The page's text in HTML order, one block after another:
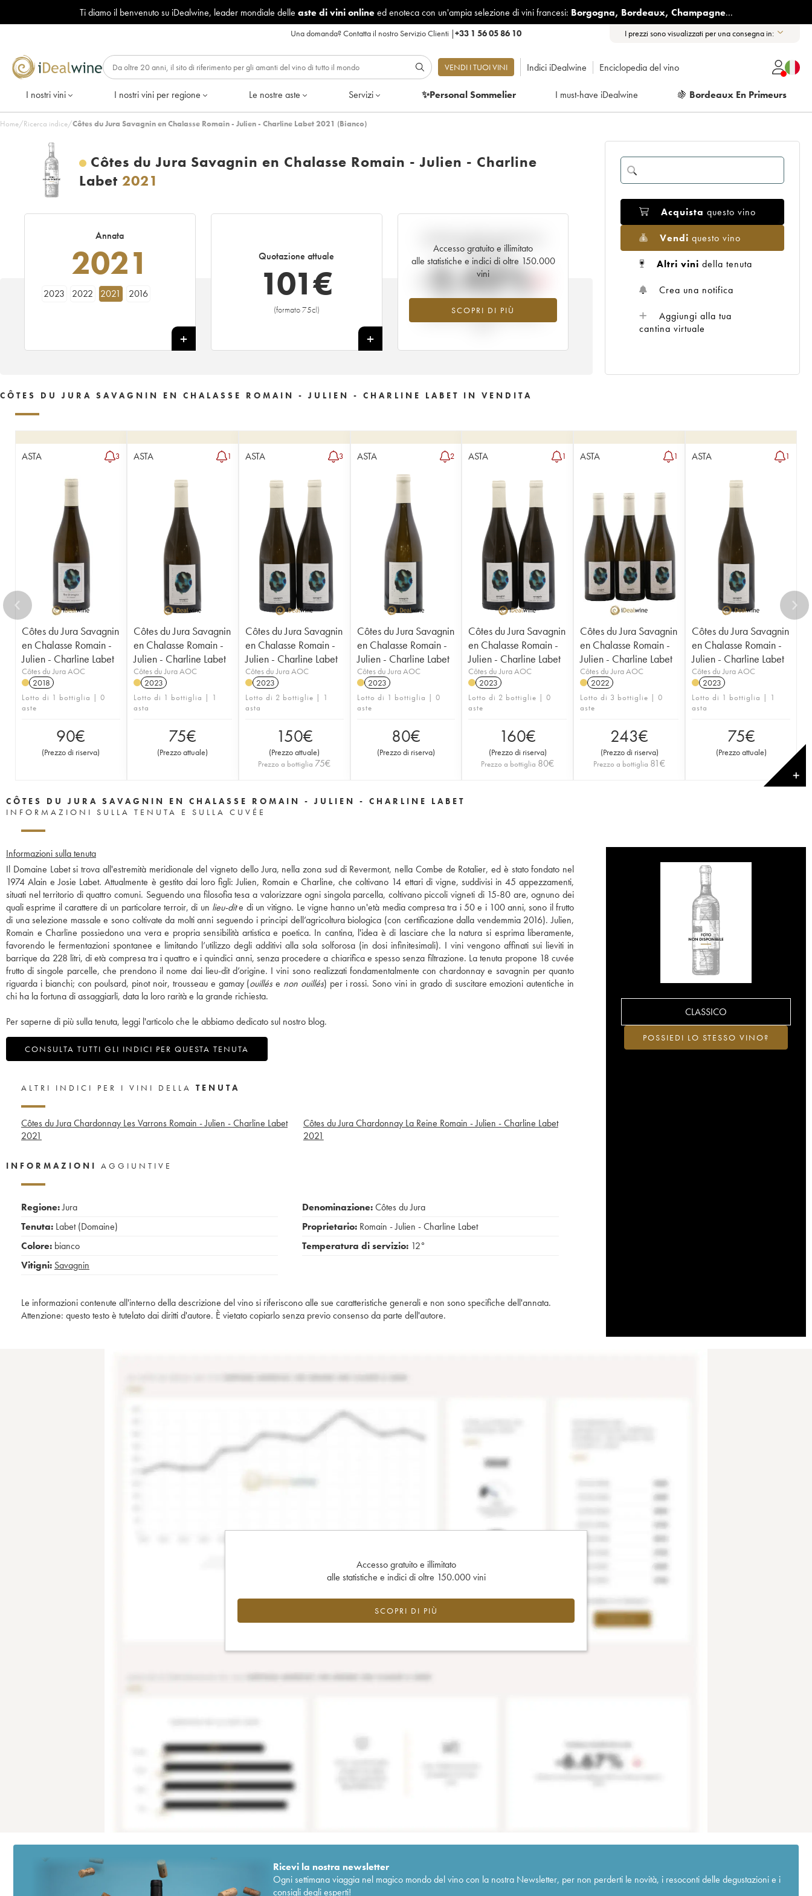
Ti diamo il benvenuto su iDealwine, leader mondiale delle aste di vini onlineed enoteca con un'ampia selezione di vini francesi: Borgogna, Bordeaux, Champagne...
Una domanda?Contatta il nostro Servizio Clienti |+33 1 56 05 86 10 I prezzi sono visualizzati per una consegna in:
VENDI I TUOI VINI Indici iDealwine Enciclopedia del vino
I nostri vini I nostri vini per regione Le nostre aste Servizi ✨Personal Sommelier I must-have iDealwine 🍇 Bordeaux En Primeurs
Home/Ricerca indice/Côtes du Jura Savagnin en Chalasse Romain - Julien - Charline Labet 2021 (Bianco)
Côtes du Jura Savagnin en Chalasse Romain - Julien - Charline
Labet 2021
Annata
2021
2023 2022 2021 2016
Quotazione attuale
101€
(formato 75cl)
+
Accesso gratuito e illimitato
alle statistiche e indici di oltre 150.000
vini
SCOPRI DI PIÙ
tempo reale
-2.43%
Tendenza al ribasso per il valore
dell'annata 2021 nel 2026 rispetto al
Acquista questo vino
Vendi questo vino
Altri vini della tenuta
Crea una notifica
Aggiungi alla tua
cantina virtuale
CÔTES DU JURA SAVAGNIN EN CHALASSE ROMAIN - JULIEN - CHARLINE LABET IN VENDITA
ASTA 3
Côtes du Jura Savagnin
en Chalasse Romain -
Julien - Charline Labet
Côtes du Jura AOC
2018
Lotto di 1 bottiglia | 0
aste
90€
(Prezzo di riserva)
ASTA 1
Côtes du Jura Savagnin
en Chalasse Romain -
Julien - Charline Labet
Côtes du Jura AOC
2023
Lotto di 1 bottiglia | 1
asta
75€
(Prezzo attuale)
ASTA 3
Côtes du Jura Savagnin
en Chalasse Romain -
Julien - Charline Labet
Côtes du Jura AOC
2023
Lotto di 2 bottiglie | 1
asta
150€
(Prezzo attuale)
Prezzo a bottiglia 75€
ASTA 2
Côtes du Jura Savagnin
en Chalasse Romain -
Julien - Charline Labet
Côtes du Jura AOC
2023
Lotto di 1 bottiglia | 0
aste
80€
(Prezzo di riserva)
ASTA 1
Côtes du Jura Savagnin
en Chalasse Romain -
Julien - Charline Labet
Côtes du Jura AOC
2023
Lotto di 2 bottiglie | 0
aste
160€
(Prezzo di riserva)
Prezzo a bottiglia 80€
ASTA 1
Côtes du Jura Savagnin
en Chalasse Romain -
Julien - Charline Labet
Côtes du Jura AOC
2022
Lotto di 3 bottiglie | 0
aste
243€
(Prezzo di riserva)
Prezzo a bottiglia 81€
ASTA 1
Côtes du Jura Savagnin
en Chalasse Romain -
Julien - Charline Labet
Côtes du Jura AOC
2023
Lotto di 1 bottiglia | 1
asta
75€
(Prezzo attuale)
✕
CÔTES DU JURA SAVAGNIN EN CHALASSE ROMAIN - JULIEN - CHARLINE LABET
INFORMAZIONI SULLA TENUTA E SULLA CUVÉE
Informazioni sulla tenuta
Il Domaine Labet si trova all'estremità meridionale del vigneto dello Jura, nella zona sud di Revermont, nella Combe de Rotalier, ed è stato fondato nel
1974 Alain e Josie Labet. Attualmente è gestito dai loro figli: Julien, Romain e Charline, che coltivano 14 ettari di vigne, suddivisi in 45 appezzamenti,
situati nel territorio di quattro comuni. Seguendo una filosofia tesa a valorizzare ogni singola parcella, coltivano piccoli vigneti di 15-80 are, ognuno dei
quali esprime il carattere di un particolare terroir, di un lieu-dite di un vitigno. Le vigne hanno un'età media compresa tra i 50 e i 100 anni, sono il frutto
di una selezione massale e sono coltivate da molti anni seguendo i principi dell’agricoltura biologica (con certificazione dalla vendemmia 2016). Julien,
Romain e Charline possiedono una vera e propria sensibilità artistica e poetica. In cantina, l'idea è di lasciare che la natura si esprima liberamente,
favorendo le fermentazioni spontanee e limitando l’utilizzo degli additivi alla sola solforosa (in dosi infinitesimali). I vini vengono affinati sui lieviti in
barrique da 228 litri, di età compresa tra i quattro e i quindici anni, senza procedere a chiarifica e spesso senza filtrazione. La tenuta propone 18 cuvée
frutto di singole parcelle, che prendono il nome dai lieu-dit d’origine. I vini sono realizzati fondamentalmente con chardonnay e savagnin per quanto
riguarda i bianchi; con poulsard, pinot noir, trousseau e gamay (ouillés e non ouillés) per i rossi. Sono vini in grado di suscitare emozioni autentiche in
chi ha la fortuna di assaggiarli, data la loro rarità e la grande richiesta.
Per saperne di più sulla tenuta, leggi l'articolo che le abbiamo dedicato sul nostro blog.
CONSULTA TUTTI GLI INDICI PER QUESTA TENUTA
CLASSICO
POSSIEDI LO STESSO VINO?
ALTRI INDICI PER I VINI DELLA TENUTA
Côtes du Jura Chardonnay Les Varrons Romain - Julien - Charline Labet
2021
Côtes du Jura Chardonnay La Reine Romain - Julien - Charline Labet
2021
INFORMAZIONI AGGIUNTIVE
Regione:Jura
Tenuta: Labet (Domaine)
Colore: bianco
Vitigni: Savagnin
Denominazione:Côtes du Jura
Proprietario: Romain - Julien - Charline Labet
Temperatura di servizio: 12°
Le informazioni contenute all'interno della descrizione del vino si riferiscono alle sue caratteristiche generali e non sono specifiche dell'annata.
Attenzione: questo testo è tutelato dai diritti d'autore. È vietato copiarlo senza previo consenso da parte dell'autore.
Accesso gratuito e illimitato
alle statistiche e indici di oltre 150.000 vini
SCOPRI DI PIÙ
Ricevi la nostra newsletter
Ogni settimana viaggia nel magico mondo del vino con la nostra Newsletter, per non perderti le novità, i resoconti delle degustazioni e i
consigli degli esperti!